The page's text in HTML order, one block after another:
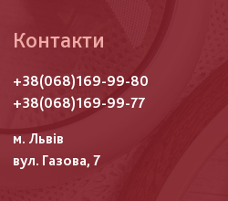
Контакти
+38(068)169-99-80
+38(068)169-99-77
м. Львів
вул. Газова, 7